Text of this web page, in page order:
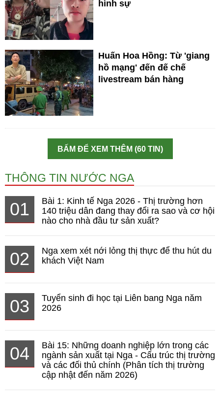
hình sự
Huấn Hoa Hồng: Từ 'giang
hồ mạng' đến đế chế
livestream bán hàng
BẤM ĐỂ XEM THÊM (60 TIN)
THÔNG TIN NƯỚC NGA
01
Bài 1: Kinh tế Nga 2026 - Thị trường hơn
140 triệu dân đang thay đổi ra sao và cơ hội
nào cho nhà đầu tư sản xuất?
02
Nga xem xét nới lỏng thị thực để thu hút du
khách Việt Nam
03
Tuyển sinh đi học tại Liên bang Nga năm
2026
04
Bài 15: Những doanh nghiệp lớn trong các
ngành sản xuất tại Nga - Cấu trúc thị trường
và các đối thủ chính (Phân tích thị trường
cập nhật đến năm 2026)